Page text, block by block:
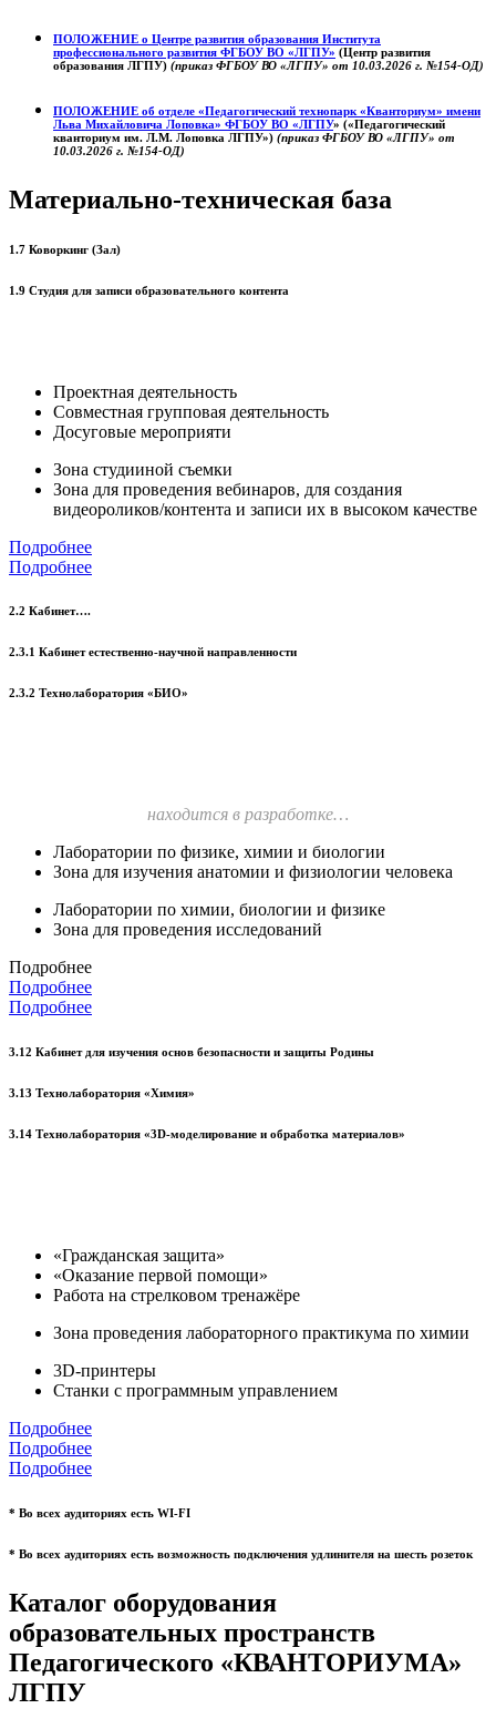
ПОЛОЖЕНИЕ о Центре развития образования Института
профессионального развития ФГБОУ ВО «ЛГПУ» (Центр развития
образования ЛГПУ) (приказ ФГБОУ ВО «ЛГПУ» от 10.03.2026 г. №154-ОД)
ПОЛОЖЕНИЕ об отделе «Педагогический технопарк «Кванториум» имени
Льва Михайловича Лоповка» ФГБОУ ВО «ЛГПУ» («Педагогический
кванториум им. Л.М. Лоповка ЛГПУ») (приказ ФГБОУ ВО «ЛГПУ» от
10.03.2026 г. №154-ОД)
Материально-техническая база
1.7 Коворкинг (Зал)
1.9 Студия для записи образовательного контента
Проектная деятельность
Совместная групповая деятельность
Досуговые мероприяти
Зона студииной съемки
Зона для проведения вебинаров, для создания
видеороликов/контента и записи их в высоком качестве
Подробнее
Подробнее
2.2 Кабинет….
2.3.1 Кабинет естественно-научной направленности
2.3.2 Технолаборатория «БИО»
находится в разработке…
Лаборатории по физике, химии и биологии
Зона для изучения анатомии и физиологии человека
Лаборатории по химии, биологии и физике
Зона для проведения исследований
Подробнее
Подробнее
Подробнее
3.12 Кабинет для изучения основ безопасности и защиты Родины
3.13 Технолаборатория «Химия»
3.14 Технолаборатория «3D-моделирование и обработка материалов»
«Гражданская защита»
«Оказание первой помощи»
Работа на стрелковом тренажёре
Зона проведения лабораторного практикума по химии
3D-принтеры
Станки с программным управлением
Подробнее
Подробнее
Подробнее
* Во всех аудиториях есть WI-FI
* Во всех аудиториях есть возможность подключения удлинителя на шесть розеток
Каталог оборудования
образовательных пространств
Педагогического «КВАНТОРИУМА»
ЛГПУ